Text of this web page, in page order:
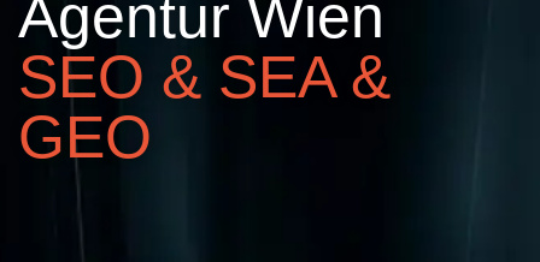
Agentur Wien
SEO & SEA &
GEO